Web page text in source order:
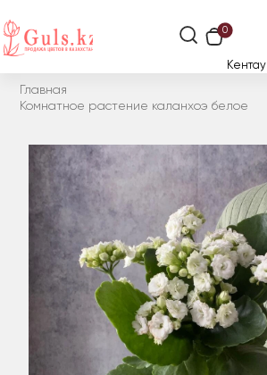
0
Кентау
Главная
Комнатное растение каланхоэ белое